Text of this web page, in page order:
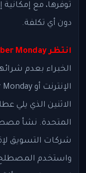
توفرها، مع
دون أي تكلفة.
انتظر Cyber ​​Monday
الخبراء بعدم
الاثنين الذي يلي
المتحدة. نشأ
شركات التسويق